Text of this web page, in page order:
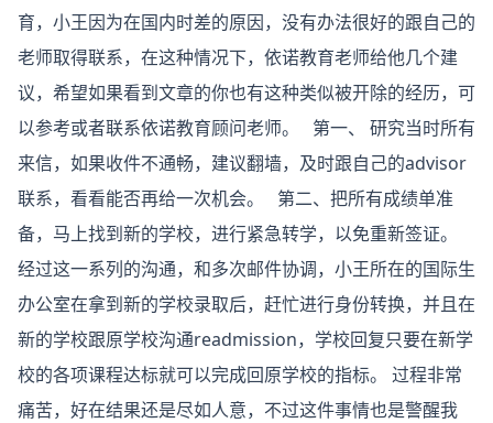
育，小王因为在国内时差的原因，没有办法很好的跟自己的
老师取得联系，在这种情况下，依诺教育老师给他几个建
议，希望如果看到文章的你也有这种类似被开除的经历，可
以参考或者联系依诺教育顾问老师。
第一、 研究当时所有
来信，如果收件不通畅，建议翻墙，及时跟自己的advisor
联系，看看能否再给一次机会。
第二、把所有成绩单准
备，马上找到新的学校，进行紧急转学，以免重新签证。
经过这一系列的沟通，和多次邮件协调，小王所在的国际生
办公室在拿到新的学校录取后，赶忙进行身份转换，并且在
新的学校跟原学校沟通readmission，学校回复只要在新学
校的各项课程达标就可以完成回原学校的指标。
过程非常
痛苦，好在结果还是尽如人意，不过这件事情也是警醒我